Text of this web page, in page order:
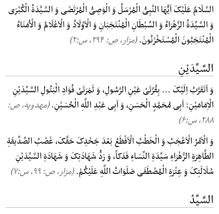
السَّلَامُ عَلَیْکَ اَیُّهَا النَّبِیُّ الْمُرْسَلُ وَ الْوَصِیُّ الْمُرْتَضَی وَ السَّیِّدَةُ الْکُبْرَی
وَ السَّیِّدَةُ الزَّهْرَاءُ وَ السِّبْطَانِ الْمُنْتَجَبَانِ وَ الْاَوْلَادُ وَ الْاَعْلَامُ وَ الْاُمَنَاءُ
الْمُنْتَجَبُونَ الْمُسْتَخْزَنُونَ.(مزار، ص: ۲۹۴, س:۲)
السَّیِّدَیْنِ
وَ اَتَقَرَّبُ اِلَیْکَ ... بِقُرَّتَیْ عَیْنِ الرَّسُولِ، وَ ثَمَرَتَیْ فُوَادِ الْبَتُولِ السَّیِّدَیْنِ
الْاِمَامَیْنِ: اَبِی مُحَمَّدٍ الْحَسَنِ، وَ اَبِی عَبْدِ اللَّهِ الْحُسَیْنِ.(مهدویه، ص:
۲۸۸, س:۶)
وَ الْاَمْرُ الْاَعْجَبُ وَ الْخَطْبُ الْاَفْظَعُ بَعْدَ جَحْدِکَ حَقَّکَ، غَصْبُ الصِّدِّیقَةِ
الطَّاهِرَةِ الزَّهْرَاءِ سَیِّدَةِ النِّسَاءِ فَدَکاً، وَ رَدُّ شَهَادَتِکَ وَ شَهَادَةِ السَّیِّدَیْنِ
سُلَالَتِکَ وَ عِتْرَةِ الْمُصْطَفَی صَلَوَاتُ اللَّهِ عَلَیْکُمْ.(مزار، ص: ۹۹, س:۷)
السَّیِّدُ